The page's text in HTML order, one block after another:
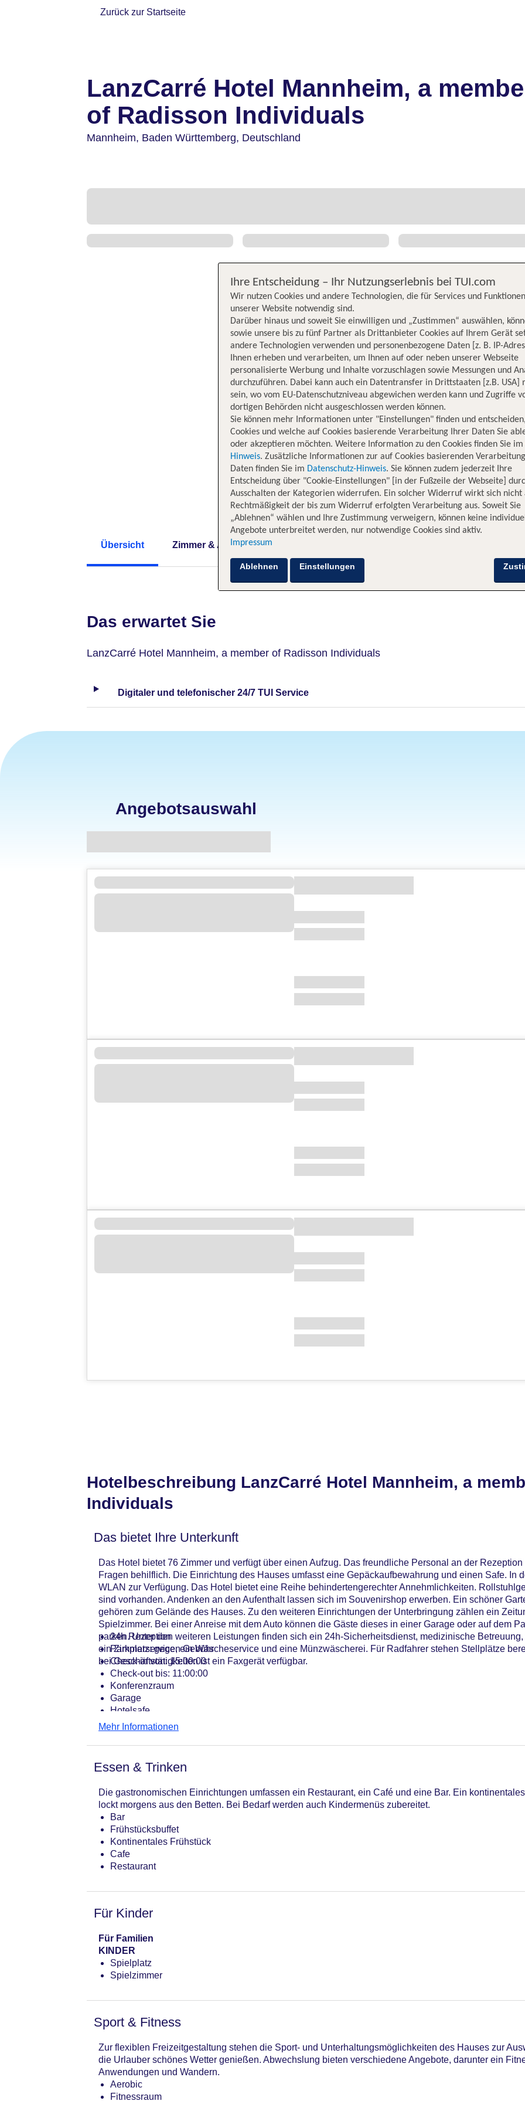
Zurück zur Startseite
LanzCarré Hotel Mannheim, a
of Radisson Individuals
Mannheim, Baden Württemberg, Deutschland
Übersicht Zimmer & Angebote
Das erwartet Sie
LanzCarré Hotel Mannheim, a member of Radisson Individuals
Digitaler und telefonischer 24/7 TUI Service
Angebotsauswahl
Hotelbeschreibung LanzCarré Hotel Mannheim, a
Individuals
Das bietet Ihre Unterkunft
Das Hotel bietet 76 Zimmer und verfügt über einen Aufzug. Das freundliche Personal an der
Fragen behilflich. Die Einrichtung des Hauses umfasst eine Gepäckaufbewahrung und einen Safe. In
WLAN zur Verfügung. Das Hotel bietet eine Reihe behindertengerechter Annehmlichkeiten.
sind vorhanden. Andenken an den Aufenthalt lassen sich im Souvenirshop erwerben. Ein schöner
gehören zum Gelände des Hauses. Zu den weiteren Einrichtungen der Unterbringung zählen ein
Spielzimmer. Bei einer Anreise mit dem Auto können die Gäste dieses in einer Garage oder auf dem
parken. Unter den weiteren Leistungen finden sich ein 24h-Sicherheitsdienst, medizinische
ein Zimmerservice, ein Wäscheservice und eine Münzwäscherei. Für Radfahrer stehen Stellplätze
bei Geschäftstätigkeiten ist ein Faxgerät verfügbar.
24h Rezeption
Parkplatz: gegen Gebühr
Check-in von: 15:00:00
Check-out bis: 11:00:00
Konferenzraum
Garage
Hotelsafe
WLAN/WiFi im Hotel
Anzahl der Konferenzräume: 1
Haustiere
Gesamtanzahl der Stockwerke: 6
Gesamtanzahl der Zimmer: 76
Landeskategorie: 4 Sterne
Mehr Informationen
Essen & Trinken
Die gastronomischen Einrichtungen umfassen ein Restaurant, ein Café und eine Bar. Ein
lockt morgens aus den Betten. Bei Bedarf werden auch Kindermenüs zubereitet.
Bar
Frühstücksbuffet
Kontinentales Frühstück
Cafe
Restaurant
Für Kinder
Für Familien
KINDER
Spielplatz
Spielzimmer
Sport & Fitness
Zur flexiblen Freizeitgestaltung stehen die Sport- und Unterhaltungsmöglichkeiten des Hauses zur
die Urlauber schönes Wetter genießen. Abwechslung bieten verschiedene Angebote, darunter ein
Anwendungen und Wandern.
Aerobic
Fitnessraum
Ihre Entscheidung – Ihr Nutzungserlebnis bei TUI.com
Wir nutzen Cookies und andere Technologien, die für Services und
unserer Website notwendig sind.
Darüber hinaus und soweit Sie einwilligen und „Zustimmen“ auswählen,
sowie unsere bis zu fünf Partner als Drittanbieter Cookies auf Ihrem Gerät
andere Technologien verwenden und personenbezogene Daten [z. B. IP-
Ihnen erheben und verarbeiten, um Ihnen auf oder neben unserer Webseite
personalisierte Werbung und Inhalte vorzuschlagen sowie Messungen und
durchzuführen. Dabei kann auch ein Datentransfer in Drittstaaten [z.B. USA]
sein, wo vom EU-Datenschutzniveau abgewichen werden kann und Zugriffe
dortigen Behörden nicht ausgeschlossen werden können.
Sie können mehr Informationen unter "Einstellungen" finden und
Cookies und welche auf Cookies basierende Verarbeitung Ihrer Daten Sie
oder akzeptieren möchten. Weitere Information zu den Cookies finden Sie im
Hinweis. Zusätzliche Informationen zur auf Cookies basierenden
Daten finden Sie im Datenschutz-Hinweis. Sie können zudem jederzeit Ihre
Entscheidung über "Cookie-Einstellungen" [in der Fußzeile der Webseite]
Ausschalten der Kategorien widerrufen. Ein solcher Widerruf wirkt sich nicht
Rechtmäßigkeit der bis zum Widerruf erfolgten Verarbeitung aus. Soweit Sie
„Ablehnen“ wählen und Ihre Zustimmung verweigern, können keine
Angebote unterbreitet werden, nur notwendige Cookies sind aktiv.
Impressum
Ablehnen Einstellungen